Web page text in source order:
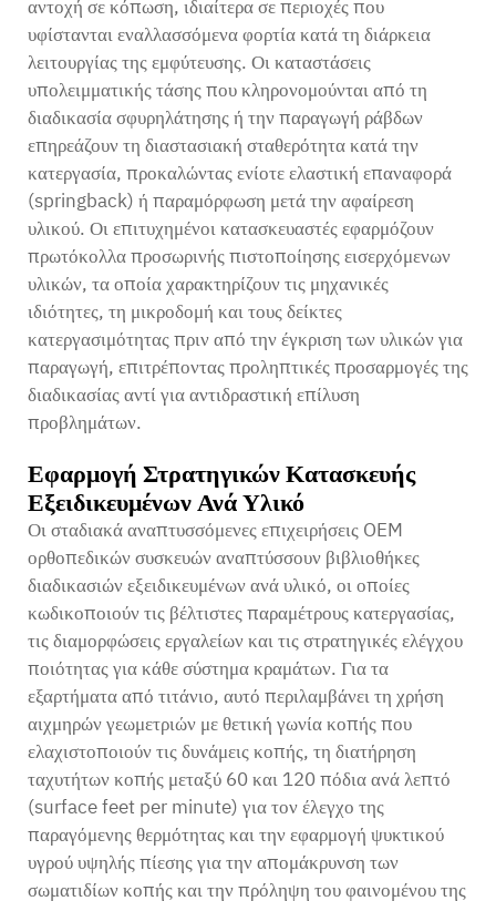
αντοχή σε κόπωση, ιδιαίτερα σε περιοχές που
υφίστανται εναλλασσόμενα φορτία κατά τη διάρκεια
λειτουργίας της εμφύτευσης. Οι καταστάσεις
υπολειμματικής τάσης που κληρονομούνται από τη
διαδικασία σφυρηλάτησης ή την παραγωγή ράβδων
επηρεάζουν τη διαστασιακή σταθερότητα κατά την
κατεργασία, προκαλώντας ενίοτε ελαστική επαναφορά
(springback) ή παραμόρφωση μετά την αφαίρεση
υλικού. Οι επιτυχημένοι κατασκευαστές εφαρμόζουν
πρωτόκολλα προσωρινής πιστοποίησης εισερχόμενων
υλικών, τα οποία χαρακτηρίζουν τις μηχανικές
ιδιότητες, τη μικροδομή και τους δείκτες
κατεργασιμότητας πριν από την έγκριση των υλικών για
παραγωγή, επιτρέποντας προληπτικές προσαρμογές της
διαδικασίας αντί για αντιδραστική επίλυση
προβλημάτων.
Εφαρμογή Στρατηγικών Κατασκευής
Εξειδικευμένων Ανά Υλικό
Οι σταδιακά αναπτυσσόμενες επιχειρήσεις OEM
ορθοπεδικών συσκευών αναπτύσσουν βιβλιοθήκες
διαδικασιών εξειδικευμένων ανά υλικό, οι οποίες
κωδικοποιούν τις βέλτιστες παραμέτρους κατεργασίας,
τις διαμορφώσεις εργαλείων και τις στρατηγικές ελέγχου
ποιότητας για κάθε σύστημα κραμάτων. Για τα
εξαρτήματα από τιτάνιο, αυτό περιλαμβάνει τη χρήση
αιχμηρών γεωμετριών με θετική γωνία κοπής που
ελαχιστοποιούν τις δυνάμεις κοπής, τη διατήρηση
ταχυτήτων κοπής μεταξύ 60 και 120 πόδια ανά λεπτό
(surface feet per minute) για τον έλεγχο της
παραγόμενης θερμότητας και την εφαρμογή ψυκτικού
υγρού υψηλής πίεσης για την απομάκρυνση των
σωματιδίων κοπής και την πρόληψη του φαινομένου της